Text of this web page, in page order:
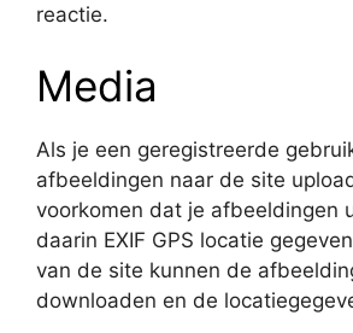
reactie.
Media
Als je een geregistreerde
afbeeldingen naar de site
voorkomen dat je afbeeldingen
daarin EXIF GPS locatie
van de site kunnen de
downloaden en de